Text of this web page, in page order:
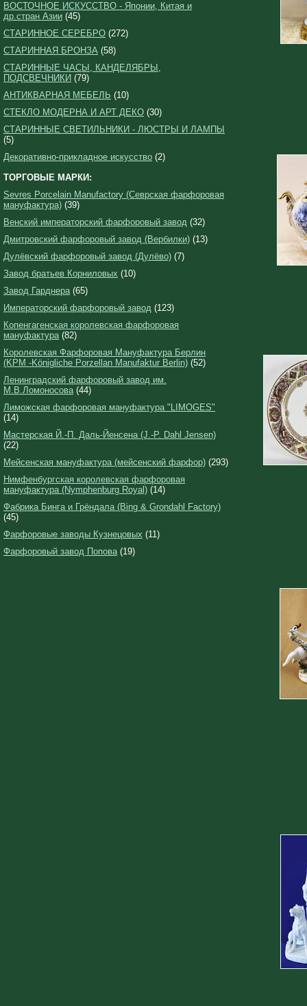
ВОСТОЧНОЕ ИСКУССТВО - Японии, Китая и
др.стран Азии (45)
СТАРИННОЕ СЕРЕБРО (272)
СТАРИННАЯ БРОНЗА (58)
СТАРИННЫЕ ЧАСЫ, КАНДЕЛЯБРЫ,
ПОДСВЕЧНИКИ (79)
АНТИКВАРНАЯ МЕБЕЛЬ (10)
СТЕКЛО МОДЕРНА И АРТ ДЕКО (30)
СТАРИННЫЕ СВЕТИЛЬНИКИ - ЛЮСТРЫ И ЛАМПЫ
(5)
Декоративно-прикладное искусство (2)
ТОРГОВЫЕ МАРКИ:
Sevres Porcelain Manufactory (Севрская фарфоровая
мануфактура) (39)
Венский императорский фарфоровый завод (32)
Дмитровский фарфоровый завод (Вербилки) (13)
Дулёвский фарфоровый завод (Дулёво) (7)
Завод братьев Корниловых (10)
Завод Гарднера(65)
Императорский фарфоровый завод (123)
Копенгагенская королевская фарфоровая
мануфактура(82)
Королевская Фарфоровая Мануфактура Берлин
(KPM -Königliche Porzellan Manufaktur Berlin) (52)
Ленинградский фарфоровый завод им.
М.В.Ломоносова(44)
Лиможская фарфоровая мануфактура "LIMOGES"
(14)
Мастерская Й.-П. Даль-Йенсена (J.-P. Dahl Jensen)
(22)
Мейсенская мануфактура (мейсенский фарфор) (293)
Нимфенбургская королевская фарфоровая
мануфактура (Nymphenburg Royal) (14)
Фабрика Бинга и Грёндала (Bing & Grondahl Factory)
(45)
Фарфоровые заводы Кузнецовых (11)
Фарфоровый завод Попова(19)